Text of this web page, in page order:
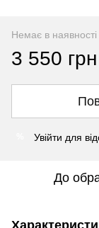
Немає в наявності
3 550 грн
Увійти для
До